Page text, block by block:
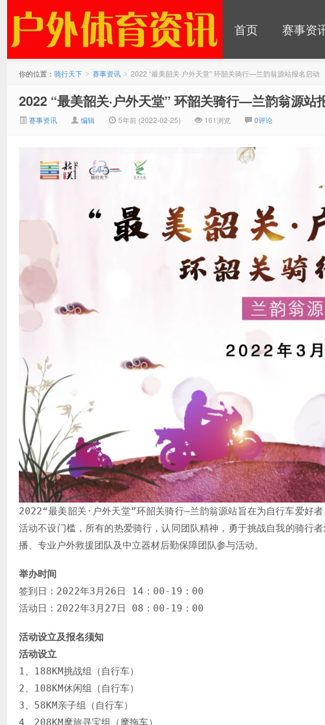
首页 赛事资
最新消息：
你的位置： 骑行天下 > 赛事资讯 > 2022 “最美韶关·户外天堂” 环韶关骑行—兰韵翁源站报名启动
2022 “最美韶关·户外天堂” 环韶关骑行—兰韵翁源站
赛事资讯 编辑 5年前 (2022-02-25) 161浏览 0评论
2022“最美韶关·户外天堂”环韶关骑行—兰韵翁源站旨在为自行车爱好
活动不设门槛，所有的热爱骑行，认同团队精神，勇于挑战自我的骑行
播、专业户外救援团队及中立器材后勤保障团队参与活动。
举办时间
签到日：2022年3月26日 14：00-19：00
活动日：2022年3月27日 08：00-19：00
活动设立及报名须知
活动设立
1、188KM挑战组（自行车）
2、108KM休闲组（自行车）
3、58KM亲子组（自行车）
4、208KM摩旅寻宝组（摩拖车）